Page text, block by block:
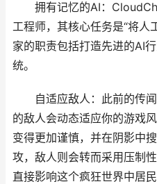
拥有记忆的AI：
工程师，其核心任务是“将人
家的职责包括打造先进的AI
统。
自适应敌人：此前的传闻
的敌人会动态适应你的游戏
变得更加谨慎，并在阴影中
攻，敌人则会转而采用压制
直接影响这个疯狂世界中居民